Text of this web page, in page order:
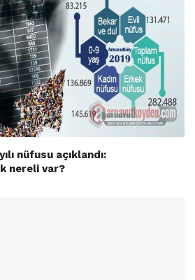
nüfusu açıklandı:
nereli var?